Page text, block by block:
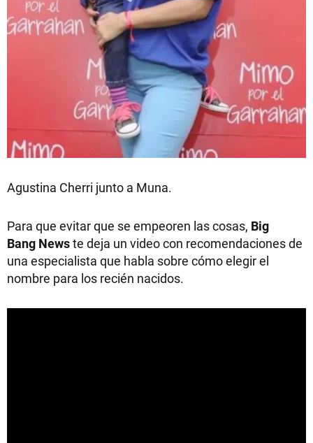
Agustina Cherri junto a Muna.
Para que evitar que se empeoren las cosas, Big
Bang Newste deja un video con recomendaciones de
una especialista que habla sobre cómo elegir el
nombre para los recién nacidos.